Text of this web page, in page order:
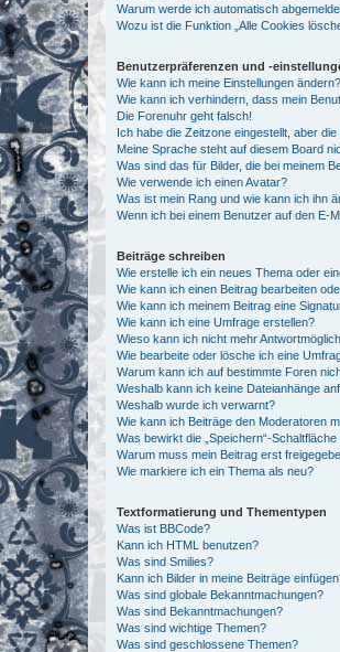
Warum werde ich automatisch
Wozu ist die Funktion „Alle Cookies
Benutzerpräferenzen und -
Wie kann ich meine Einstellungen ändern?
Wie kann ich verhindern, dass mein
Die Forenuhr geht falsch!
Ich habe die Zeitzone eingestellt, aber
Meine Sprache steht auf diesem Board
Was sind das für Bilder, die bei meinem
Wie verwende ich einen Avatar?
Was ist mein Rang und wie kann ich ihn
Wenn ich bei einem Benutzer auf den E-
Beiträge schreiben
Wie erstelle ich ein neues Thema oder
Wie kann ich einen Beitrag bearbeiten
Wie kann ich meinem Beitrag eine
Wie kann ich eine Umfrage erstellen?
Wieso kann ich nicht mehr
Wie bearbeite oder lösche ich eine
Warum kann ich auf bestimmte Foren
Weshalb kann ich keine Dateianhänge
Weshalb wurde ich verwarnt?
Wie kann ich Beiträge den Moderatoren
Was bewirkt die „Speichern“-
Warum muss mein Beitrag erst
Wie markiere ich ein Thema als neu?
Textformatierung und Thementypen
Was ist BBCode?
Kann ich HTML benutzen?
Was sind Smilies?
Kann ich Bilder in meine Beiträge
Was sind globale Bekanntmachungen?
Was sind Bekanntmachungen?
Was sind wichtige Themen?
Was sind geschlossene Themen?